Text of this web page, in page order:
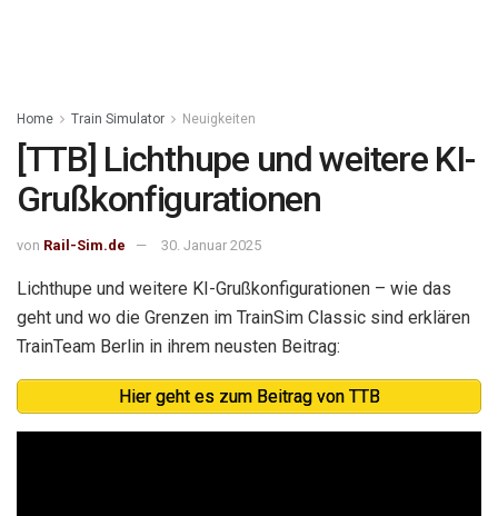
Home Train Simulator Neuigkeiten
[TTB] Lichthupe und weitere KI-
Grußkonfigurationen
von Rail-Sim.de 30. Januar 2025
Lichthupe und weitere KI-Grußkonfigurationen – wie das
geht und wo die Grenzen im TrainSim Classic sind erklären
TrainTeam Berlin in ihrem neusten Beitrag:
Hier geht es zum Beitrag von TTB